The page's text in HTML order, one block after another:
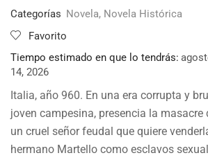
Categorías Novela, Novela Histórica
Favorito
Tiempo estimado en que lo tendrás:
14, 2026
Italia, año 960. En una era corrupta y
joven campesina, presencia la
un cruel señor feudal que quiere
hermano Martello como esclavos